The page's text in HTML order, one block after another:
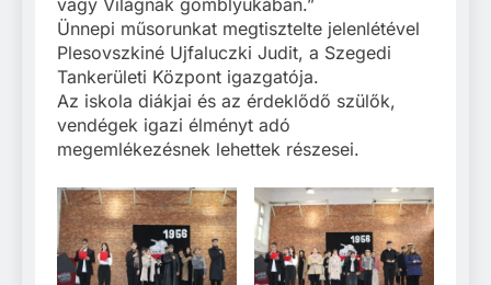
vagy Világnak gomblyukában.”
Ünnepi műsorunkat megtisztelte jelenlétével
Plesovszkiné Ujfaluczki Judit, a Szegedi
Tankerületi Központ igazgatója.
Az iskola diákjai és az érdeklődő szülők,
vendégek igazi élményt adó
megemlékezésnek lehettek részesei.